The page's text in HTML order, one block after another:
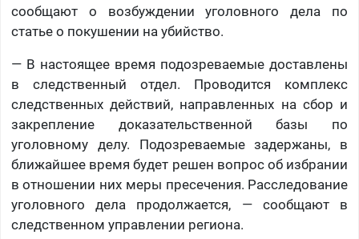
сообщают о возбуждении уголовного дела по
статье о покушении на убийство.
— В настоящее время подозреваемые доставлены
в следственный отдел. Проводится комплекс
следственных действий, направленных на сбор и
закрепление доказательственной базы по
уголовному делу. Подозреваемые задержаны, в
ближайшее время будет решен вопрос об избрании
в отношении них меры пресечения. Расследование
уголовного дела продолжается, — сообщают в
следственном управлении региона.